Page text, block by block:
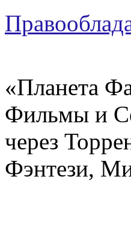
«Планета
Фильмы и
через
Фэнтези,